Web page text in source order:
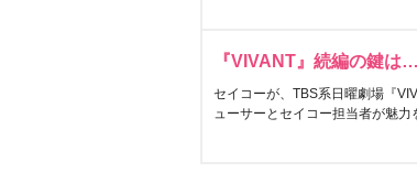
『VIVANT』続編の鍵は
セイコーが、TBS系日曜劇場『
ューサーとセイコー担当者が魅力